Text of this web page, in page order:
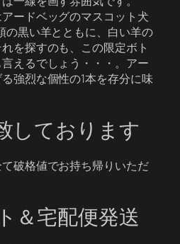
ードベッグのマスコット犬
の黒い羊とともに、白い羊の
を探すのも、この限定ボト
えるでしょう・・・。アー
強烈な個性の1本を存分に味
しております
破格値でお持ち帰りいただ
＆宅配便発送